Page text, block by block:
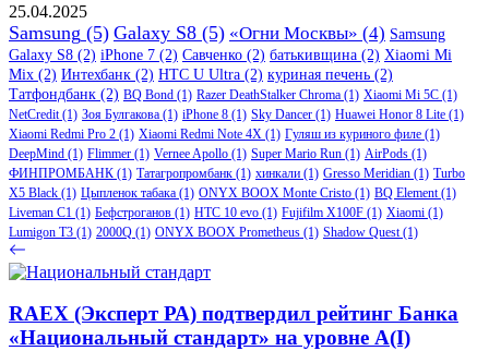
25.04.2025
Samsung (5) Galaxy S8 (5) «Огни Москвы» (4) Samsung
Galaxy S8 (2) iPhone 7 (2) Савченко (2) батькивщина (2) Xiaomi Mi
Mix (2) Интехбанк (2) HTC U Ultra (2) куриная печень (2)
Татфондбанк (2) BQ Bond (1) Razer DeathStalker Chroma (1) Xiaomi Mi 5C (1)
NetCredit (1) Зоя Булгакова (1) iPhone 8 (1) Sky Dancer (1) Huawei Honor 8 Lite (1)
Xiaomi Redmi Pro 2 (1) Xiaomi Redmi Note 4X (1) Гуляш из куриного филе (1)
DeepMind (1) Flimmer (1) Vernee Apollo (1) Super Mario Run (1) AirPods (1)
ФИНПРОМБАНК (1) Татагропромбанк (1) хинкали (1) Gresso Meridian (1) Turbo
X5 Black (1) Цыпленок табака (1) ONYX BOOX Monte Cristo (1) BQ Element (1)
Liveman C1 (1) Бефстроганов (1) HTC 10 evo (1) Fujifilm X100F (1) Xiaomi (1)
Lumigon T3 (1) 2000Q (1) ONYX BOOX Prometheus (1) Shadow Quest (1)
RAEX (Эксперт РА) подтвердил рейтинг Банка
«Национальный стандарт» на уровне A(I)